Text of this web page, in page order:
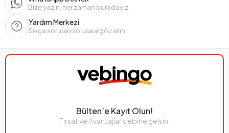
Bize yazın, her zaman buradayız.
Yardım Merkezi
Sıkça sorulan sorulara göz atın.
Bülten’e Kayıt Olun!
Fırsat ve Avantajlar cebine gelsin.